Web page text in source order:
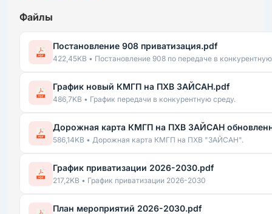
Файлы
Постановление 908 приватизация.pdf
422,45KB • Постановление 908 по передаче в
График новый КМГП на ПХВ ЗАЙСАН.pdf
486,7KB • График передачи в конкурентную среду.
Дорожная карта КМГП на ПХВ ЗАЙСАН
586,14KB • Дорожная карта КМГП на ПХВ "ЗАЙСАН".
График приватизации 2026-2030.pdf
217,2KB • График приватизации 2026-2030
План мероприятий 2026-2030.pdf